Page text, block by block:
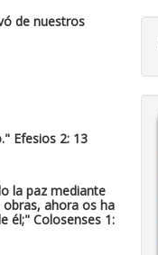
de nuestros
Efesios 2: 13
la paz mediante
ahora os ha
él;" Colosenses 1: